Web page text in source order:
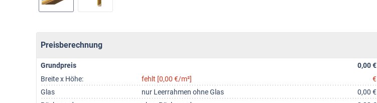
Preisberechnung
Grundpreis
0,00 €
Breite x Höhe:
fehlt [0,00 €/m²]
€
Glas
nur Leerrahmen ohne Glas
0,00 €